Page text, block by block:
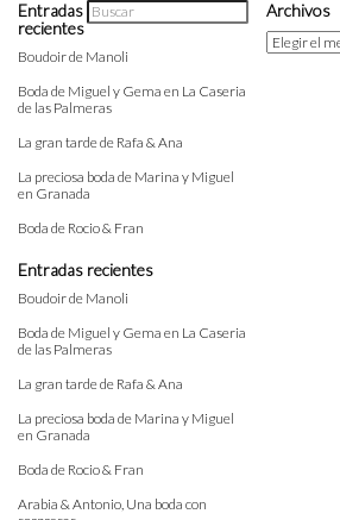
Entradas
recientes
Boudoir de Manoli
Boda de Miguel y Gema en La Caseria
de las Palmeras
La gran tarde de Rafa & Ana
La preciosa boda de Marina y Miguel
en Granada
Boda de Rocio & Fran
Entradas recientes
Boudoir de Manoli
Boda de Miguel y Gema en La Caseria
de las Palmeras
La gran tarde de Rafa & Ana
La preciosa boda de Marina y Miguel
en Granada
Boda de Rocio & Fran
Arabia & Antonio, Una boda con
Archivos
Archivos